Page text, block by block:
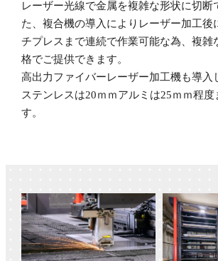
レーザー光線で金属を複雑な形状に切断
た、複合機の導入によりレーザー加工後
チプレスまで連続で作業可能な為、複雑
格でご提供できます。
高出力ファイバーレーザー加工機も導入
ステンレスは20ｍｍアルミは25ｍｍ程
す。